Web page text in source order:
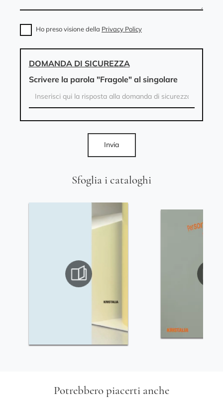
Sfoglia i cataloghi
Ho preso visione della Privacy Policy
DOMANDA DI SICUREZZA
Scrivere la parola "Fragole" al singolare
Invia
Potrebbero piacerti anche